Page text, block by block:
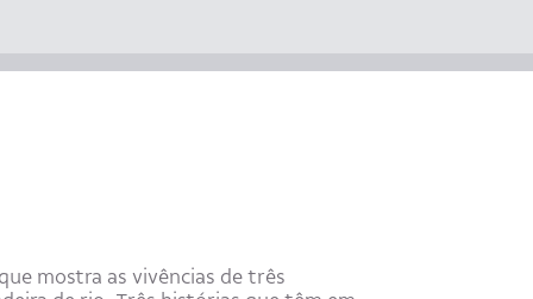
mostra as vivências de três